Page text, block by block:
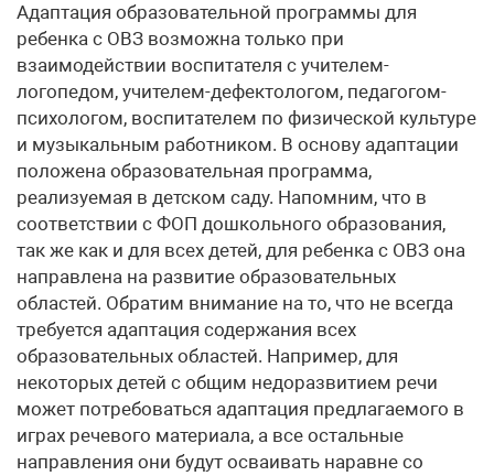
Адаптация образовательной программы для
ребенка с ОВЗ возможна только при
взаимодействии воспитателя с учителем-
логопедом, учителем-дефектологом, педагогом-
психологом, воспитателем по физической культуре
и музыкальным работником. В основу адаптации
положена образовательная программа,
реализуемая в детском саду. Напомним, что в
соответствии с ФОП дошкольного образования,
так же как и для всех детей, для ребенка с ОВЗ она
направлена на развитие образовательных
областей. Обратим внимание на то, что не всегда
требуется адаптация содержания всех
образовательных областей. Например, для
некоторых детей с общим недоразвитием речи
может потребоваться адаптация предлагаемого в
играх речевого материала, а все остальные
направления они будут осваивать наравне со